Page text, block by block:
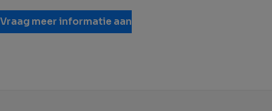
Vraag meer informatie aan